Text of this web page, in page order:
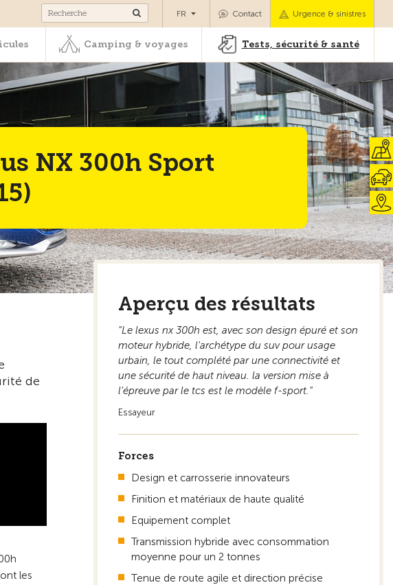
contrôles véhicules Camping & voyages Tests, sécurité & santé
Contact Urgence & sinistres
FR
Camping & voyages Tests, sécurité & santé
NX 300h Sport
Vers la vue d'ensemble
de
les
Aperçu des résultats
"Le lexus nx 300h est, avec son design épuré et son
moteur hybride, l'archétype du suv pour usage
urbain, le tout complété par une connectivité et
une sécurité de haut niveau. la version mise à
l'épreuve par le tcs est le modèle f-sport."
Essayeur
Forces
Design et carrosserie innovateurs
Finition et matériaux de haute qualité
Equipement complet
Transmission hybride avec consommation
moyenne pour un 2 tonnes
Tenue de route agile et direction précise